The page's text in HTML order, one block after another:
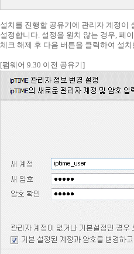
설치를 진행할 공유기에 관리자 계정이
설정합니다. 설정을 원치 않는 경우, 페
체크 해제 후 다음 버튼을 클릭하여 설
[펌웨어 9.30 이전 공유기]